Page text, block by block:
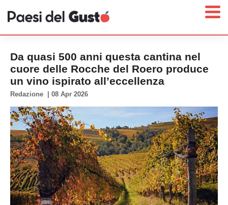
Home
News
Interviste
Territori
Prodotti
Answer
Newsletter
Da quasi 500 anni questa cantina nel
cuore delle Rocche del Roero produce
un vino ispirato all’eccellenza
Redazione 08 Apr 2026